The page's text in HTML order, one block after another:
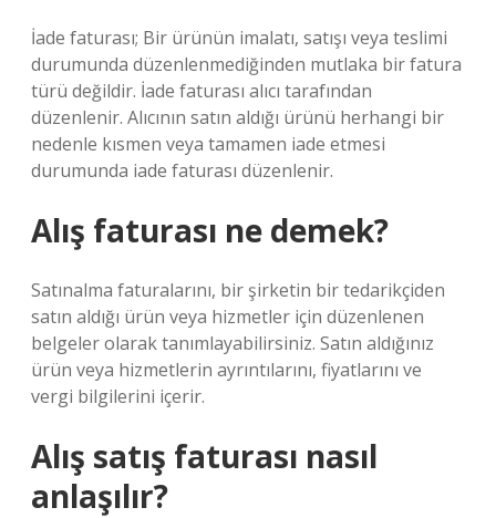
İade faturası; Bir ürünün imalatı, satışı veya teslimi
durumunda düzenlenmediğinden mutlaka bir fatura
türü değildir. İade faturası alıcı tarafından
düzenlenir. Alıcının satın aldığı ürünü herhangi bir
nedenle kısmen veya tamamen iade etmesi
durumunda iade faturası düzenlenir.
Alış faturası ne demek?
Satınalma faturalarını, bir şirketin bir tedarikçiden
satın aldığı ürün veya hizmetler için düzenlenen
belgeler olarak tanımlayabilirsiniz. Satın aldığınız
ürün veya hizmetlerin ayrıntılarını, fiyatlarını ve
vergi bilgilerini içerir.
Alış satış faturası nasıl
anlaşılır?